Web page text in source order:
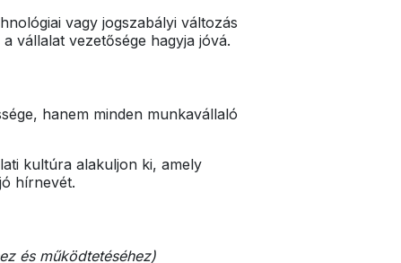
vagy jogszabályi változás
vállalat vezetősége hagyja jóvá.
hanem minden munkavállaló
kultúra alakuljon ki, amely
hírnevét.
és működtetéséhez)